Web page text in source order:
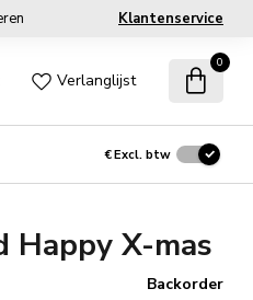
Klantenservice
Verlanglijst
0
€Excl. btw
Happy X-mas
Backorder